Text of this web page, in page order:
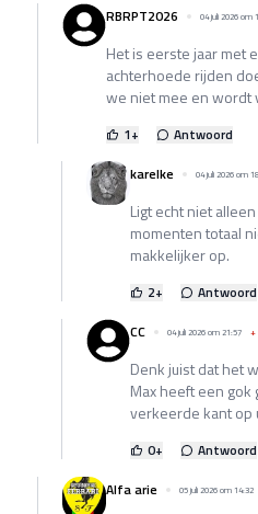
RBRPT2026 04 juli 2026 om
Het is eerste jaar met
achterhoede rijden
we niet mee en wordt
1+
Antwoord
karelke
04 juli 2026 om
Ligt echt niet
momenten totaal
makkelijker op.
2+
Antwoord
CC
04 juli 2026 om 21:57 +
Denk juist dat het
Max heeft een
verkeerde kant op
0+
Antwoord
Alfa arie
05 juli 2026 om 14:32